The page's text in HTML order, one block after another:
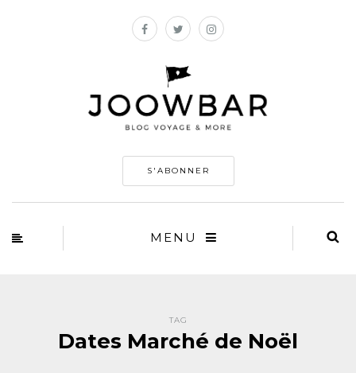
S'ABONNER
MENU
TAG
Dates Marché de Noël